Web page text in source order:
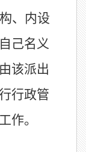
、内设
己名义
该派出
行政管
作。